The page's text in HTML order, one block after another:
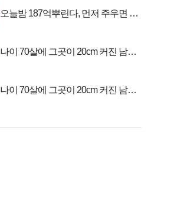
오늘밤 187억뿌린다, 먼저 주우면 최
나이 70살에 그곳이 20cm 커진 남자..
나이 70살에 그곳이 20cm 커진 남자..